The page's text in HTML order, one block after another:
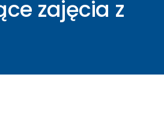
zajęcia z